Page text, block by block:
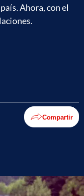
Ahora, con el
Compartir